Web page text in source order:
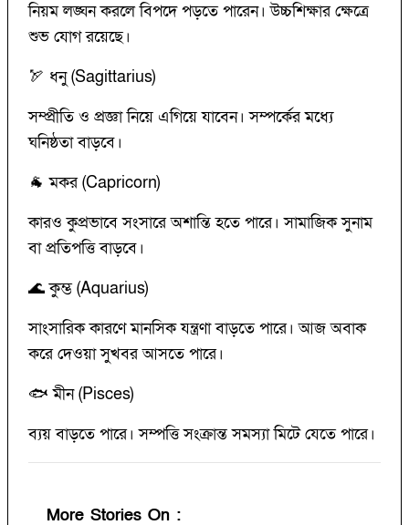
নিয়ম লঙ্ঘন করলে বিপদে পড়তে পারেন। উচ্চশিক্ষার ক্ষেত্রে
শুভ যোগ রয়েছে।
🏹 ধনু (Sagittarius)
সম্প্রীতি ও প্রজ্ঞা নিয়ে এগিয়ে যাবেন। সম্পর্কের মধ্যে
ঘনিষ্ঠতা বাড়বে।
🐐 মকর (Capricorn)
কারও কুপ্রভাবে সংসারে অশান্তি হতে পারে। সামাজিক সুনাম
বা প্রতিপত্তি বাড়বে।
🌊 কুম্ভ (Aquarius)
সাংসারিক কারণে মানসিক যন্ত্রণা বাড়তে পারে। আজ অবাক
করে দেওয়া সুখবর আসতে পারে।
🐟 মীন (Pisces)
ব্যয় বাড়তে পারে। সম্পত্তি সংক্রান্ত সমস্যা মিটে যেতে পারে।
More Stories On :